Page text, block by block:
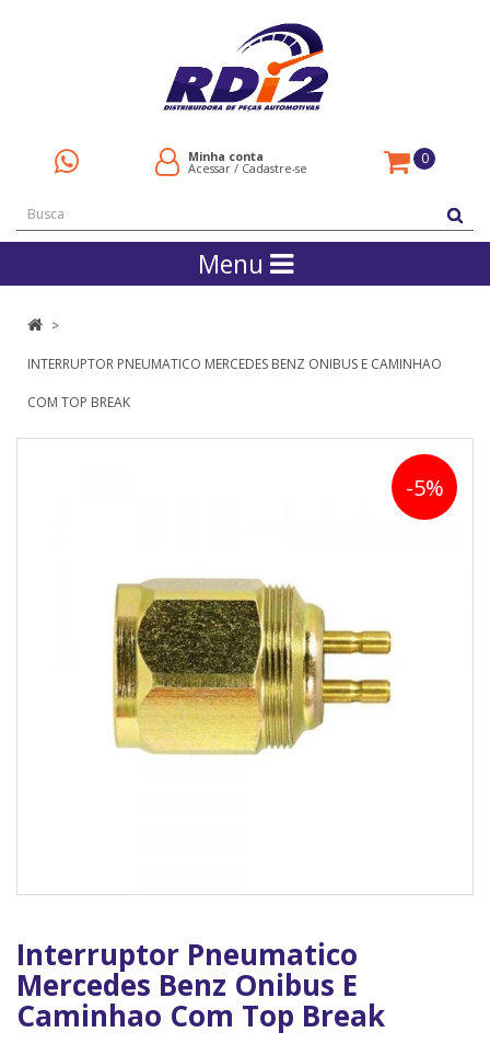
Minha conta
Acessar / Cadastre-se
0
Menu
INTERRUPTOR PNEUMATICO MERCEDES BENZ ONIBUS E CAMINHAO
COM TOP BREAK
-5%
Interruptor Pneumatico
Mercedes Benz Onibus E
Caminhao Com Top Break